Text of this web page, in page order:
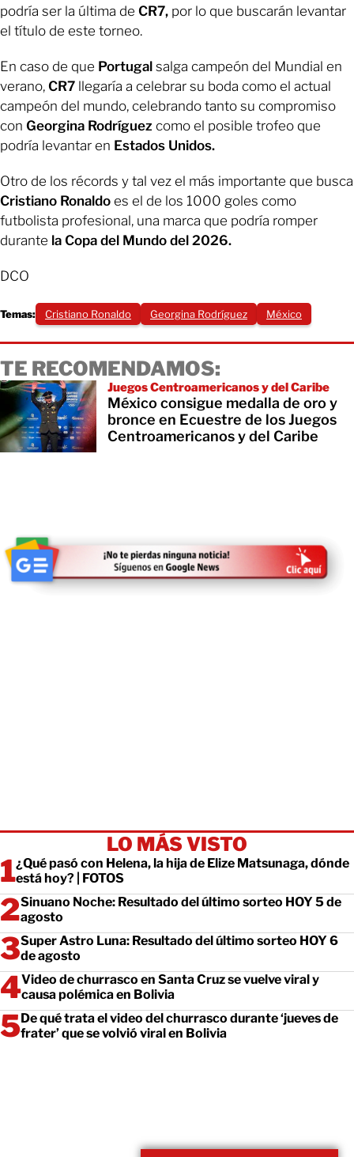
podría ser la última de CR7, por lo que buscarán levantar
el título de este torneo.
En caso de que Portugal salga campeón del Mundial en
verano, CR7 llegaría a celebrar su boda como el actual
campeón del mundo, celebrando tanto su compromiso
con Georgina Rodríguez como el posible trofeo que
podría levantar en Estados Unidos.
Otro de los récords y tal vez el más importante que busca
Cristiano Ronaldo es el de los 1000 goles como
futbolista profesional, una marca que podría romper
durante la Copa del Mundo del 2026.
DCO
Temas: Cristiano Ronaldo Georgina Rodríguez México
TE RECOMENDAMOS:
Juegos Centroamericanos y del Caribe
México consigue medalla de oro y
bronce en Ecuestre de los Juegos
Centroamericanos y del Caribe
LO MÁS VISTO
¿Qué pasó con Helena, la hija de Elize Matsunaga, dónde
está hoy? | FOTOS
Sinuano Noche: Resultado del último sorteo HOY 5 de
agosto
Super Astro Luna: Resultado del último sorteo HOY 6
de agosto
Video de churrasco en Santa Cruz se vuelve viral y
causa polémica en Bolivia
De qué trata el video del churrasco durante ‘jueves de
frater’ que se volvió viral en Bolivia